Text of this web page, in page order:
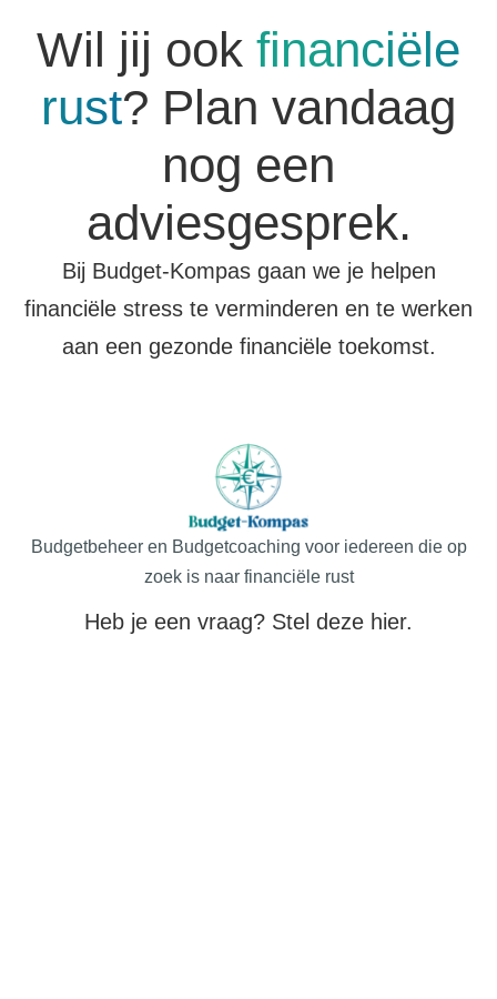
Wil jij ook financiële
rust? Plan vandaag
nog een
adviesgesprek.
Bij Budget-Kompas gaan we je helpen
financiële stress te verminderen en te werken
aan een gezonde financiële toekomst.
Budgetbeheer en Budgetcoaching voor iedereen die op
zoek is naar financiële rust
Heb je een vraag? Stel deze hier.